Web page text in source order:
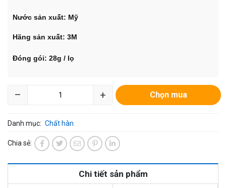
Nước sản xuất: Mỹ
Hãng sản xuất: 3M
Đóng gói: 28g / lọ
– + Chọn mua
Danh mục: Chất hàn
Chia sẻ:
Chi tiết sản phẩm